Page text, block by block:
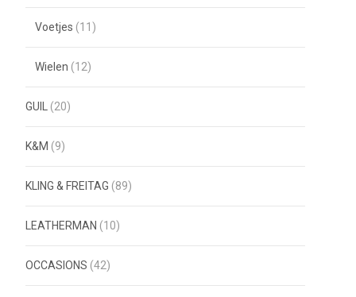
Voetjes (11)
Wielen (12)
GUIL (20)
K&M (9)
KLING & FREITAG (89)
LEATHERMAN (10)
OCCASIONS (42)